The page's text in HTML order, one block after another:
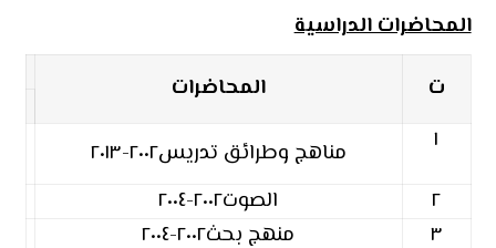
المحاضرات الدراسية
ت
المحاضرات
١
مناهج وطرائق تدريس٢٠٠٢-٢٠١٣
٢
الصوت٢٠٠٢-٢٠٠٤
٣
منهج بحث٢٠٠٢-٢٠٠٤